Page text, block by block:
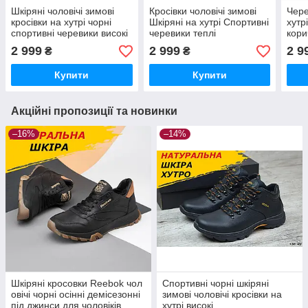
Шкіряні чоловічі зимові
кросівки на хутрі чорні
спортивні черевики високі
чорн бот*
2 999 ₴
Купити
Кросівки чоловічі зимові
Шкіряні на хутрі Спортивні
черевики теплі
повсякденні коричневі на
товстій підошві *Мт кор
бот*
2 999₴
Купити
бот*
2
Акційні пропозиції та новинки
–16%
Шкіряні кросовки Reebok чол
овічі чорні осінні демісезонні
під джинси для чоловіків
–14%
Спортивні чорні шкіряні
зимові чоловічі кросівки на
хутрі високі